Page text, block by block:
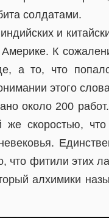
солдатами.
и
К
а то, что
этого
около 200
же скоростью,
что фитили этих
алхимики